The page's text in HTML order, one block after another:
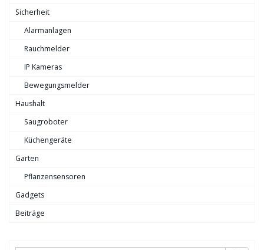
Sicherheit
Alarmanlagen
Rauchmelder
IP Kameras
Bewegungsmelder
Haushalt
Saugroboter
Küchengeräte
Garten
Pflanzensensoren
Gadgets
Beiträge